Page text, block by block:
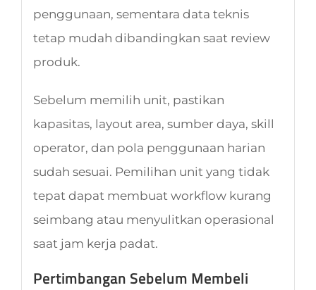
penggunaan, sementara data teknis
tetap mudah dibandingkan saat review
produk.
Sebelum memilih unit, pastikan
kapasitas, layout area, sumber daya, skill
operator, dan pola penggunaan harian
sudah sesuai. Pemilihan unit yang tidak
tepat dapat membuat workflow kurang
seimbang atau menyulitkan operasional
saat jam kerja padat.
Pertimbangan Sebelum Membeli